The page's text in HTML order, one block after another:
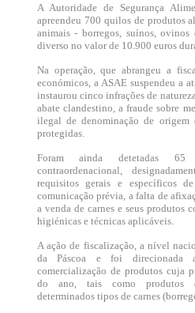
A Autoridade de Segurança
apreendeu 700 quilos de produtos
animais - borregos, suínos,
diverso no valor de 10.900 euros
Na operação, que abrangeu a
económicos, a ASAE suspendeu a
instaurou cinco infrações de
abate clandestino, a fraude sobre
ilegal de denominação de origem
protegidas.
Foram ainda detetadas 65
contraordenacional,
requisitos gerais e específicos
comunicação prévia, a falta de
a venda de carnes e seus produtos
higiénicas e técnicas aplicáveis.
A ação de fiscalização, a nível
da Páscoa e foi direcionada
comercialização de produtos cuja
do ano, tais como produtos
determinados tipos de carnes